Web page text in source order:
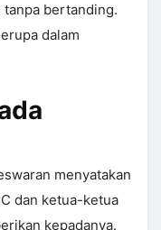
tanpa bertanding.
dalam
menyatakan
dan ketua-ketua
kepadanya.